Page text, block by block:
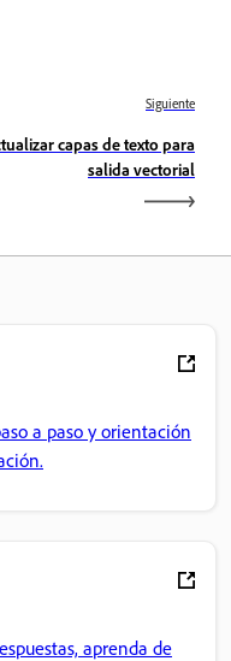
Siguiente
capas de texto para
salida vectorial
a paso y orientación
aprenda de